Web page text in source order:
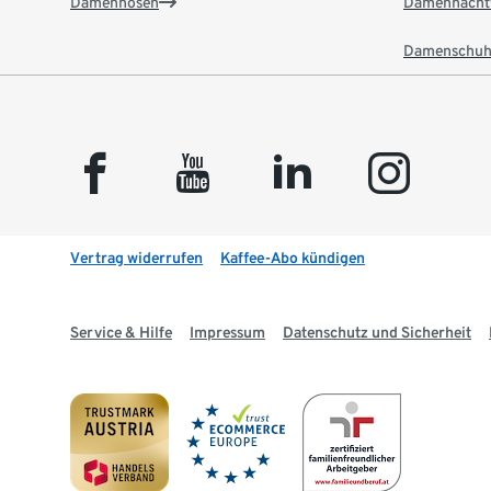
facebook youtube linkedin instagram
Vertrag widerrufen Kaffee-Abo kündigen
Service & Hilfe Impressum Datenschutz und Sicherheit